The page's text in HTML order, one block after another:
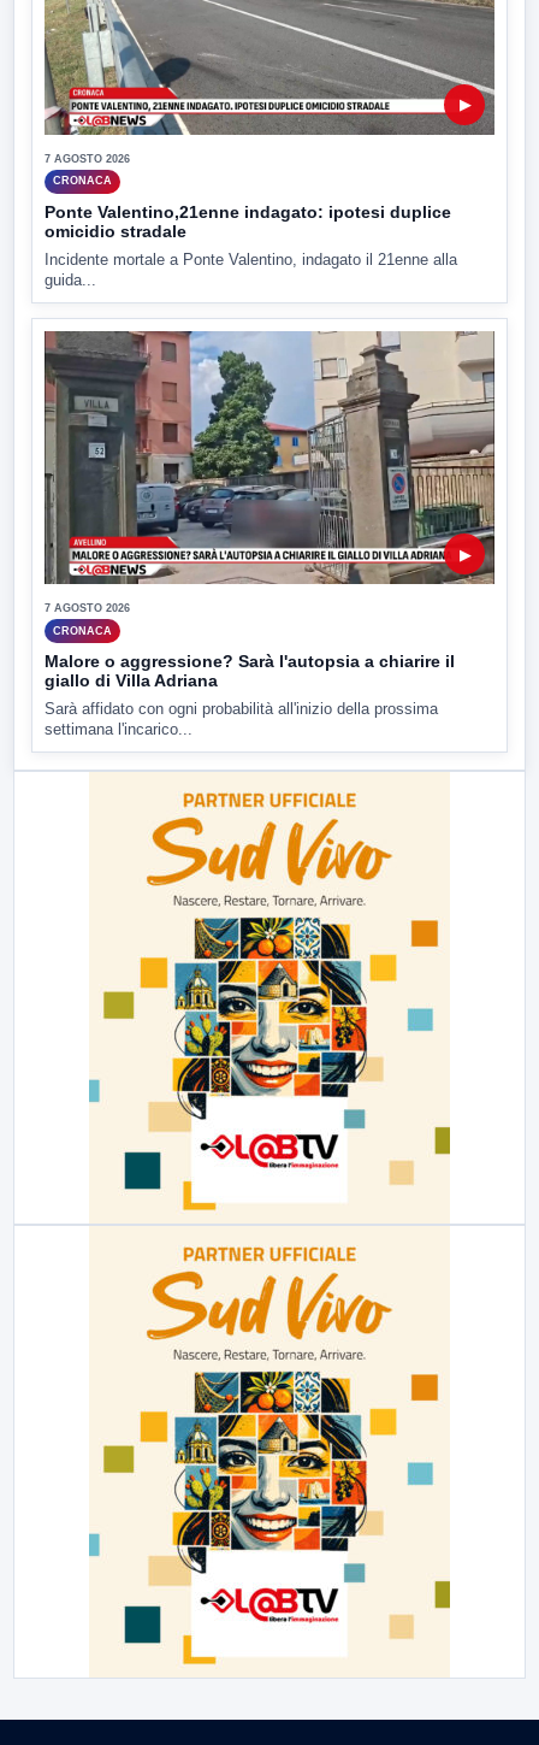
▶
7 AGOSTO 2026
CRONACA
Ponte Valentino,21enne indagato: ipotesi duplice
omicidio stradale
Incidente mortale a Ponte Valentino, indagato il 21enne alla
guida...
▶
7 AGOSTO 2026
CRONACA
Malore o aggressione? Sarà l'autopsia a chiarire il
giallo di Villa Adriana
Sarà affidato con ogni probabilità all'inizio della prossima
settimana l'incarico...